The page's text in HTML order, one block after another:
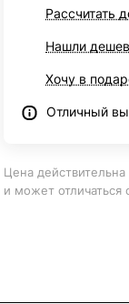
Рассчитать
Нашли
Хочу в
Отличный
Цена
и может отличаться